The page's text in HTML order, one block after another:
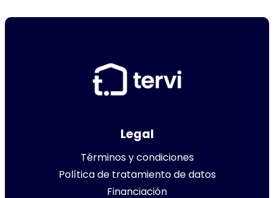
Legal
Términos y condiciones
Política de tratamiento de datos
Financiación